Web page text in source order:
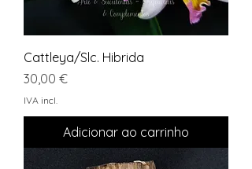
Cattleya/Slc. Hibrida
Preço
30,00 €
IVA incl.
Adicionar ao carrinho